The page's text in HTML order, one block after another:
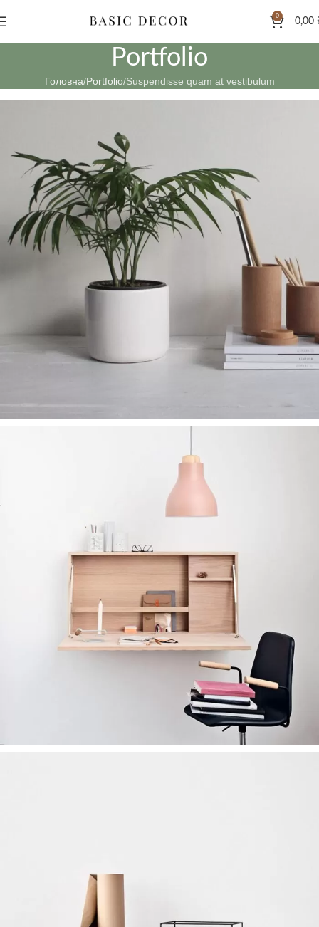
0
0,00
Portfolio
Головна Portfolio Suspendisse quam at vestibulum